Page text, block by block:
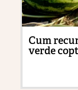
Cum
verde copt